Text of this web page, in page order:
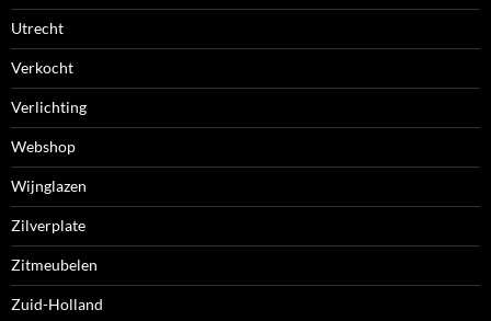
Utrecht
Verkocht
Verlichting
Webshop
Wijnglazen
Zilverplate
Zitmeubelen
Zuid-Holland